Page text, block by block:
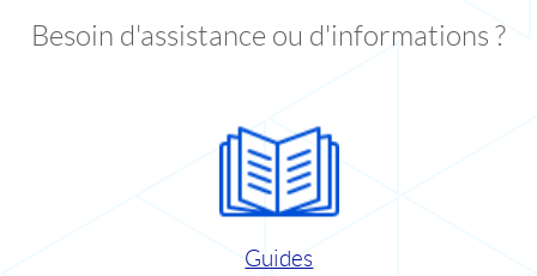
Besoin d'assistance ou d'informations ?
Guides